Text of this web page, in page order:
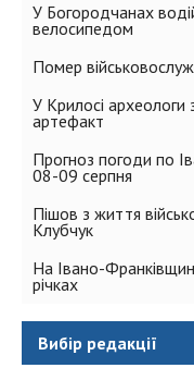
У Богородчанах
велосипедом
Помер
У Крилосі
артефакт
Прогноз погоди по
08-09 серпня
Пішов з життя
Клубчук
На Івано-
річках
Вибір редакції